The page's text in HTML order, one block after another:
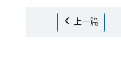
上一篇